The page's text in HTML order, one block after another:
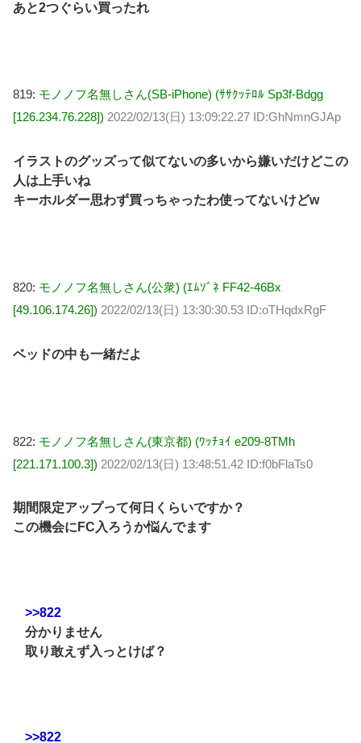
あと2つぐらい買ったれ
819: モノノフ名無しさん(SB-iPhone) (ｻｻｸｯﾃﾛﾙ Sp3f-Bdgg
[126.234.76.228]) 2022/02/13(日) 13:09:22.27 ID:GhNmnGJAp
イラストのグッズって似てないの多いから嫌いだけどこの
人は上手いね
キーホルダー思わず買っちゃったわ使ってないけどw
820: モノノフ名無しさん(公衆) (ｴﾑｿﾞﾈ FF42-46Bx
[49.106.174.26]) 2022/02/13(日) 13:30:30.53 ID:oTHqdxRgF
ベッドの中も一緒だよ
822: モノノフ名無しさん(東京都) (ﾜｯﾁｮｲ e209-8TMh
[221.171.100.3]) 2022/02/13(日) 13:48:51.42 ID:f0bFlaTs0
期間限定アップって何日くらいですか？
この機会にFC入ろうか悩んでます
>>822
分かりません
取り敢えず入っとけば？
>>822